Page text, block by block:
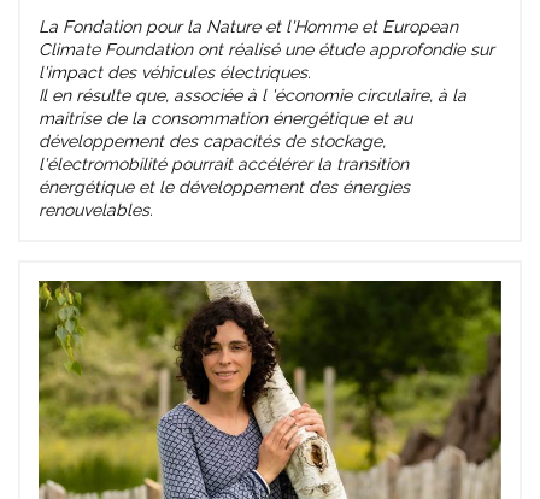
La Fondation pour la Nature et l'Homme et European
Climate Foundation ont réalisé une étude approfondie sur
l'impact des véhicules électriques.
Il en résulte que, associée à l 'économie circulaire, à la
maitrise de la consommation énergétique et au
développement des capacités de stockage,
l'électromobilité pourrait accélérer la transition
énergétique et le développement des énergies
renouvelables.